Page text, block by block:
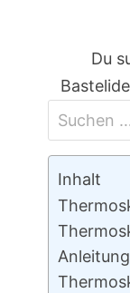
Du
Inhalt
Anleitung